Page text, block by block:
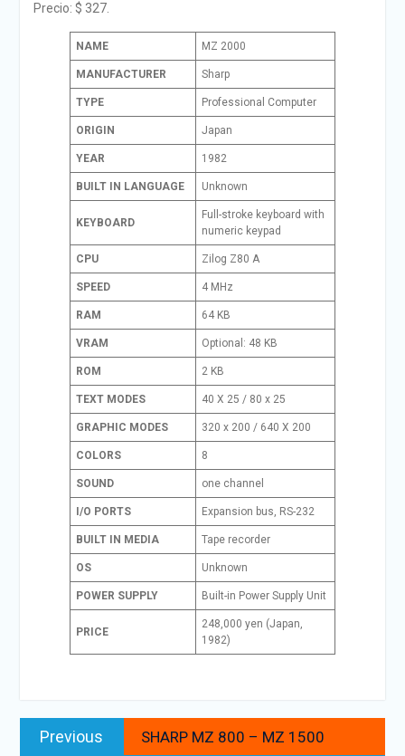
Precio: $ 327.
NAME MZ 2000
MANUFACTURER Sharp
TYPE Professional Computer
ORIGIN Japan
YEAR 1982
BUILT IN LANGUAGE Unknown
KEYBOARD
Full-stroke keyboard with
numeric keypad
CPU Zilog Z80 A
SPEED 4 MHz
RAM 64 KB
VRAM Optional: 48 KB
ROM 2 KB
TEXT MODES 40 X 25 / 80 x 25
GRAPHIC MODES 320 x 200 / 640 X 200
COLORS 8
SOUND one channel
I/O PORTS Expansion bus, RS-232
BUILT IN MEDIA Tape recorder
OS Unknown
POWER SUPPLY Built-in Power Supply Unit
PRICE
248,000 yen (Japan,
1982)
Navegación
Previous
post:
SHARP MZ 800 – MZ 1500